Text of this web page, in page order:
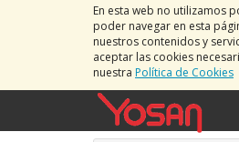
En esta web no utilizamos
poder navegar en esta
nuestros contenidos y
aceptar las cookies
nuestra Política de Cookies